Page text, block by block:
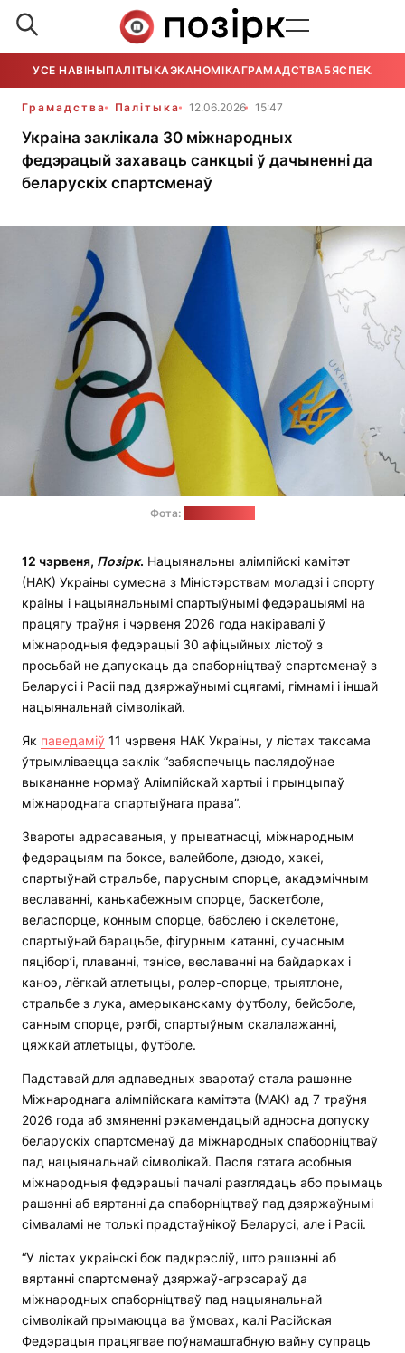
УСЕ НАВІНЫПАЛІТЫКАЭКАНОМІКАГРАМАДСТВАБЯСПЕКА
Грамадства Палітыка 12.06.2026 15:47
Украіна заклікала 30 міжнародных
федэрацый захаваць санкцыі ў дачыненні да
беларускіх спартсменаў
Фота:
12 чэрвеня, Позірк. Нацыянальны алімпійскі камітэт
(НАК) Украіны сумесна з Міністэрствам моладзі і спорту
краіны і нацыянальнымі спартыўнымі федэрацыямі на
працягу траўня і чэрвеня 2026 года накіравалі ў
міжнародныя федэрацыі 30 афіцыйных лістоў з
просьбай не дапускаць да спаборніцтваў спартсменаў з
Беларусі і Расіі пад дзяржаўнымі сцягамі, гімнамі і іншай
нацыянальнай сімволікай.
Як паведаміў 11 чэрвеня НАК Украіны, у лістах таксама
ўтрымліваецца заклік “забяспечыць паслядоўнае
выкананне нормаў Алімпійскай хартыі і прынцыпаў
міжнароднага спартыўнага права”.
Звароты адрасаваныя, у прыватнасці, міжнародным
федэрацыям па боксе, валейболе, дзюдо, хакеі,
спартыўнай стральбе, парусным спорце, акадэмічным
веславанні, канькабежным спорце, баскетболе,
веласпорце, конным спорце, бабслею і скелетоне,
спартыўнай барацьбе, фігурным катанні, сучасным
пяцібор’і, плаванні, тэнісе, веславанні на байдарках і
каноэ, лёгкай атлетыцы, ролер-спорце, трыятлоне,
стральбе з лука, амерыканскаму футболу, бейсболе,
санным спорце, рэгбі, спартыўным скалалажанні,
цяжкай атлетыцы, футболе.
Падставай для адпаведных зваротаў стала рашэнне
Міжнароднага алімпійскага камітэта (МАК) ад 7 траўня
2026 года аб змяненні рэкамендацый адносна допуску
беларускіх спартсменаў да міжнародных спаборніцтваў
пад нацыянальнай сімволікай. Пасля гэтага асобныя
міжнародныя федэрацыі пачалі разглядаць або прымаць
рашэнні аб вяртанні да спаборніцтваў пад дзяржаўнымі
сімваламі не толькі прадстаўнікоў Беларусі, але і Расіі.
“У лістах украінскі бок падкрэсліў, што рашэнні аб
вяртанні спартсменаў дзяржаў-агрэсараў да
міжнародных спаборніцтваў пад нацыянальнай
сімволікай прымаюцца ва ўмовах, калі Расійская
Федэрацыя працягвае поўнамаштабную вайну супраць